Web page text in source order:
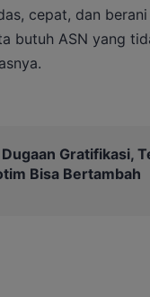
cepat, dan
butuh ASN yang
Gratifikasi,
Bisa Bertambah